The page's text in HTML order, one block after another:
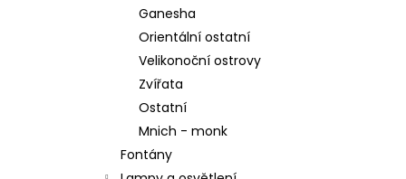
Ganesha
Orientální ostatní
Velikonoční ostrovy
Zvířata
Ostatní
Mnich - monk
Fontány